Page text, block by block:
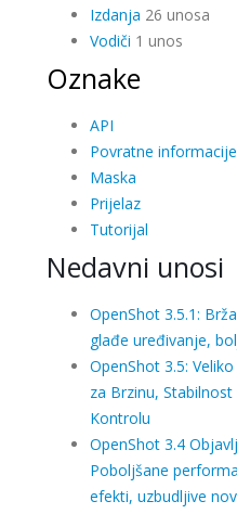
Izdanja 26 unosa
Vodiči 1 unos
Oznake
API
Povratne informacije
Maska
Prijelaz
Tutorijal
Nedavni unosi
OpenShot 3.5.1:
glađe uređivanje,
OpenShot 3.5:
za Brzinu,
Kontrolu
OpenShot 3.4
Poboljšane
efekti, uzbudljive